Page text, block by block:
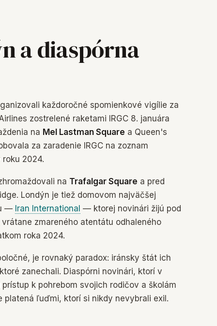
a diaspórna
každoročné spomienkové vigílie za
zostrelené raketami IRGC 8. januára
na Mel Lastman Square a Queen's
za zaradenie IRGC na zoznam
2024.
na Trafalgar Square a pred
Londýn je tiež domovom najväčšej
— Iran International — ktorej novinári žijú pod
zmareného atentátu odhaleného
roka 2024.
je rovnaký paradox: iránsky štát ich
zanechali. Diaspórni novinári, ktorí v
k pohrebom svojich rodičov a školám
platená ľuďmi, ktorí si nikdy nevybrali exil.